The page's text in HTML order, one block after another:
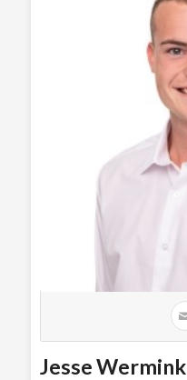
Jesse Wermink